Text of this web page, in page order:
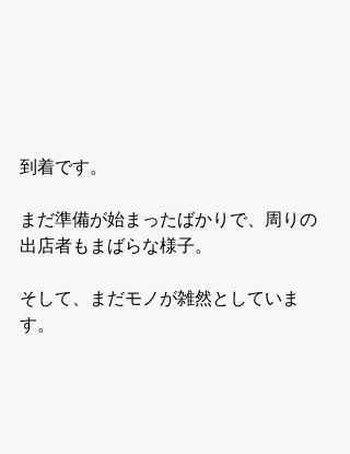
到着です。
まだ準備が始まったばかりで、周りの
出店者もまばらな様子。
そして、まだモノが雑然としていま
す。